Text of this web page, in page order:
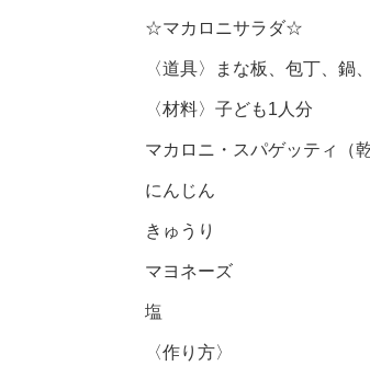
☆マカロニサラダ☆
〈道具〉まな板、包丁、鍋
〈材料〉子ども1人分
マカロニ・スパゲッティ
にんじん
きゅうり
マヨネー
塩
〈作り方〉